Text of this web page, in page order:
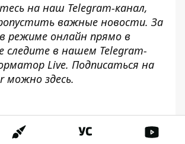
на наш Telegram-канал,
важные новости. За
режиме онлайн прямо в
следите в нашем Telegram-
Live. Подписаться на
можно здесь.